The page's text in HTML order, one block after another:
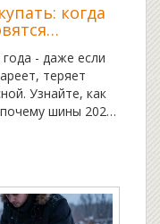
когда
- даже если
теряет
Узнайте, как
шины 2024